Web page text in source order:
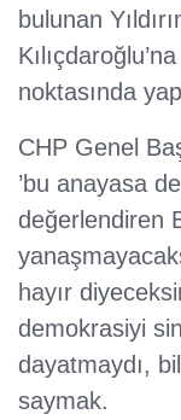
bulunan
noktasında
CHP Genel
’bu anayasa
değerlendiren
hayır
demokrasiyi
dayatmaydı,
saymak.